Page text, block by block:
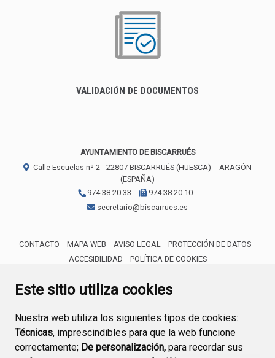
Este sitio utiliza cookies
Nuestra web utiliza los siguientes tipos de cookies:
Técnicas, imprescindibles para que la web funcione
correctamente; De personalización, para recordar sus
VALIDACIÓN DE DOCUMENTOS
AYUNTAMIENTO DE BISCARRUÉS
Calle Escuelas nº 2 - 22807 BISCARRUÉS (HUESCA) - ARAGÓN
(ESPAÑA)
974 38 20 33
974 38 20 10
secretario@biscarrues.es
CONTACTO MAPA WEB AVISO LEGAL
PROTECCIÓN DE DATOS
ACCESIBILIDAD
POLÍTICA DE COOKIES